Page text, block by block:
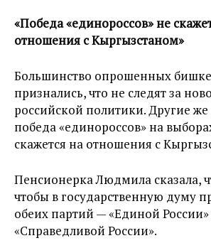
«Победа «единороссов» не
отношения с Кыргызстаном»
Большинство опрошенных
признались, что не следят за
российской политики. Другие же
победа «единороссов» на
скажется на отношения с
Пенсионерка Людмила сказала,
чтобы в государственную думу
обеих партий — «Единой
«Справедливой России».